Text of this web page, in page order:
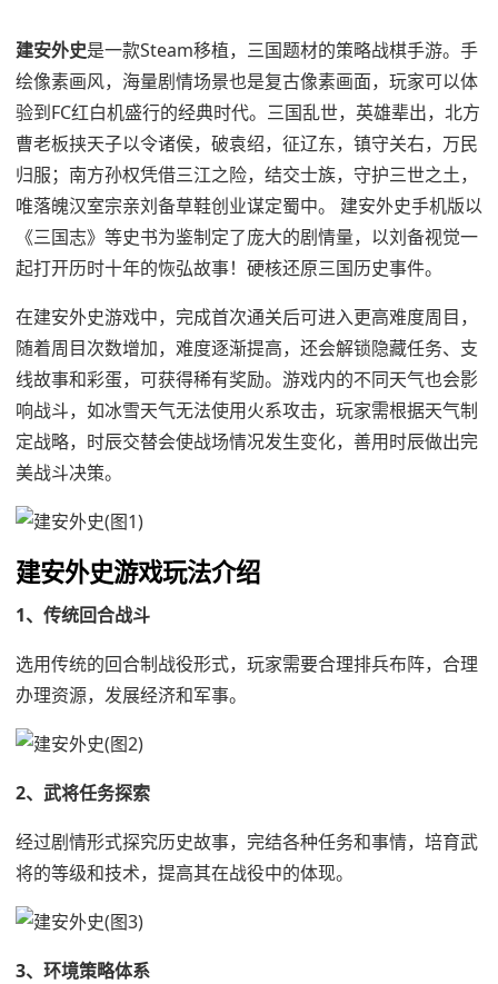
建安外史是一款Steam移植，三国题材的策略战棋手游。手
绘像素画风，海量剧情场景也是复古像素画面，玩家可以体
验到FC红白机盛行的经典时代。三国乱世，英雄辈出，北方
曹老板挟天子以令诸侯，破袁绍，征辽东，镇守关右，万民
归服；南方孙权凭借三江之险，结交士族，守护三世之土，
唯落魄汉室宗亲刘备草鞋创业谋定蜀中。 建安外史手机版以
《三国志》等史书为鉴制定了庞大的剧情量，以刘备视觉一
起打开历时十年的恢弘故事！硬核还原三国历史事件。
在建安外史游戏中，完成首次通关后可进入更高难度周目，
随着周目次数增加，难度逐渐提高，还会解锁隐藏任务、支
线故事和彩蛋，可获得稀有奖励。游戏内的不同天气也会影
响战斗，如冰雪天气无法使用火系攻击，玩家需根据天气制
定战略，时辰交替会使战场情况发生变化，善用时辰做出完
美战斗决策。
建安外史游戏玩法介绍
1、传统回合战斗
选用传统的回合制战役形式，玩家需要合理排兵布阵，合理
办理资源，发展经济和军事。
2、武将任务探索
经过剧情形式探究历史故事，完结各种任务和事情，培育武
将的等级和技术，提高其在战役中的体现。
3、环境策略体系